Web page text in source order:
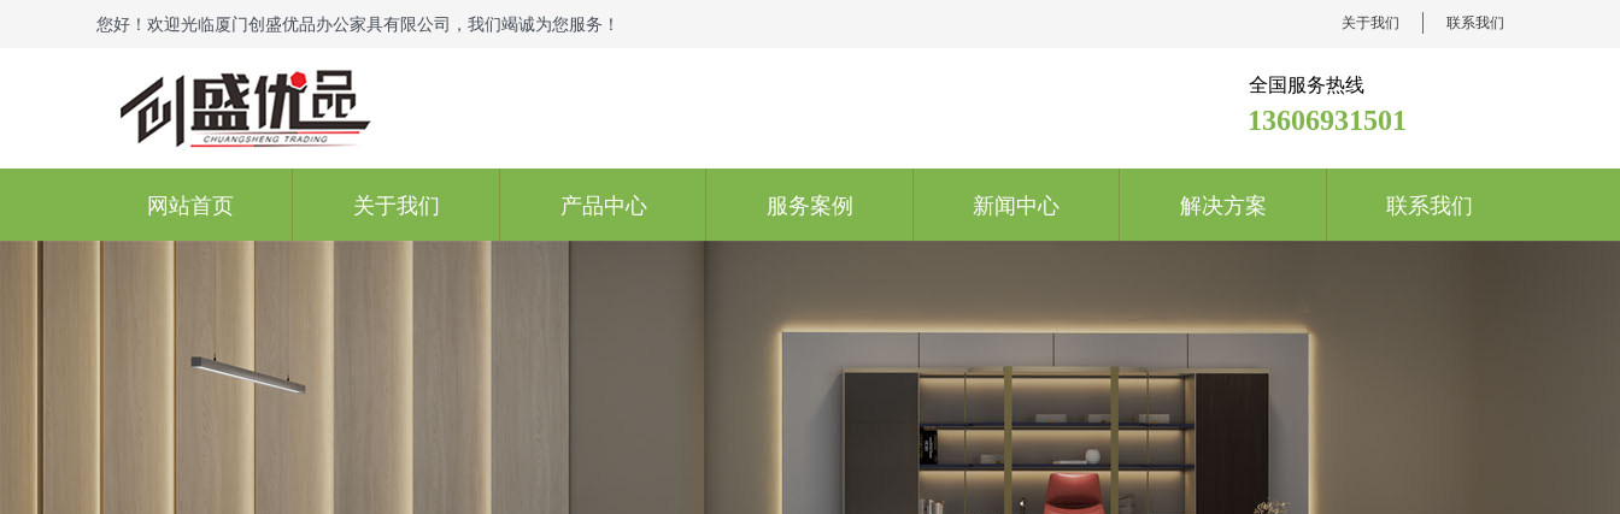
您好！欢迎光临厦门创盛优品办公家具有限公司，我们竭诚为您服务！ 关于我们 联系我们
全国服务热线
13606931501
网站首页 关于我们 产品中心 服务案例 新闻中心 解决方案 联系我们